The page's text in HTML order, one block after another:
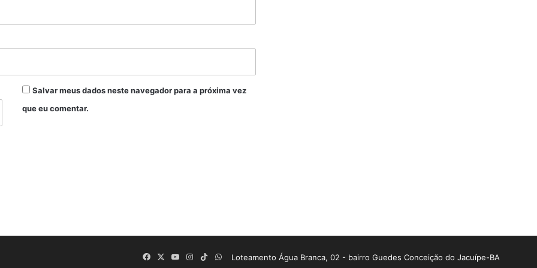
Salvar meus dados neste navegador para a próxima vez
que eu comentar.
Loteamento Água Branca, 02 - bairro Guedes Conceição do Jacuípe-BA
Facebook
X YouTubeInstagram
TikTokWhatsApp